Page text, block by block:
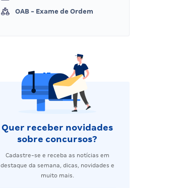
OAB - Exame de Ordem
Quer receber novidades
sobre concursos?
Cadastre-se e receba as notícias em
destaque da semana, dicas, novidades e
muito mais.